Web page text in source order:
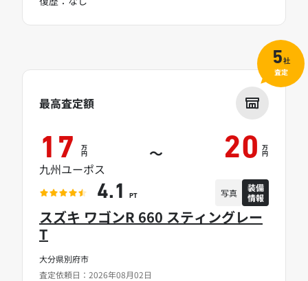
大分県別府市
査定依頼日：2026年08月02日
スズキ ワゴンR 660 スティングレー
T
最高査定額
17 万
円 ～ 20 万
円
九州ユーポス
4.1 PT 写真
装備
情報
5社
査定